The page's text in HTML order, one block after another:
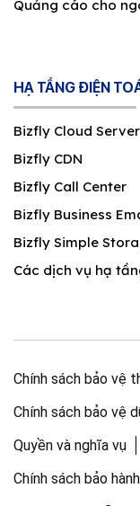
Quảng cáo cho
HẠ TẦNG ĐIỆN
Bizfly Cloud Server
Bizfly CDN
Bizfly Call Center
Bizfly Business
Bizfly Simple
Các dịch vụ hạ
Chính sách bảo vệ
Chính sách bảo vệ
Quyền và nghĩa vụ
Chính sách bảo hành